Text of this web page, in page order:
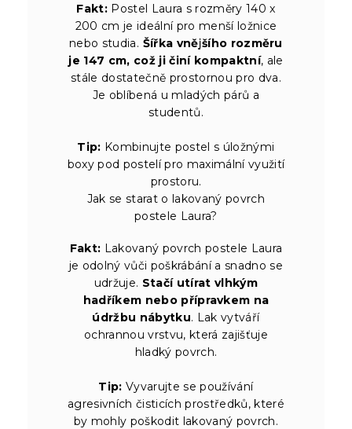
Fakt: Postel Laura s rozměry 140 x
200 cm je ideální pro menší ložnice
nebo studia. Šířka vnějšího rozměru
je 147 cm, což ji činí kompaktní, ale
stále dostatečně prostornou pro dva.
Je oblíbená u mladých párů a
studentů.
Tip: Kombinujte postel s úložnými
boxy pod postelí pro maximální využití
prostoru.
Jak se starat o lakovaný povrch
postele Laura?
Fakt: Lakovaný povrch postele Laura
je odolný vůči poškrábání a snadno se
udržuje. Stačí utírat vlhkým
hadříkem nebo přípravkem na
údržbu nábytku. Lak vytváří
ochrannou vrstvu, která zajišťuje
hladký povrch.
Tip: Vyvarujte se používání
agresivních čisticích prostředků, které
by mohly poškodit lakovaný povrch.